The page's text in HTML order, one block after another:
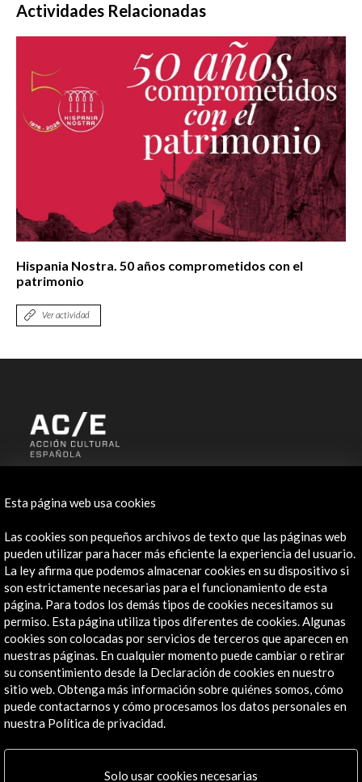
Actividades Relacionadas
Hispania Nostra. 50 años comprometidos con el
patrimonio
Ver actividad
Contacta
info@accioncultural.es
+34 91 700 4000
José Abascal, 4 - 4º
28003 Madrid, España
Canales de contacto
Explora
Institucional
Actividades
Programa PICE
Esta página web usa cookies
Las cookies son pequeños archivos de texto que las páginas web
pueden utilizar para hacer más eficiente la experiencia del usuario.
La ley afirma que podemos almacenar cookies en su dispositivo si
son estrictamente necesarias para el funcionamiento de esta
página. Para todos los demás tipos de cookies necesitamos su
permiso. Esta página utiliza tipos diferentes de cookies. Algunas
cookies son colocadas por servicios de terceros que aparecen en
nuestras páginas. En cualquier momento puede cambiar o retirar
su consentimiento desde la Declaración de cookies en nuestro
sitio web. Obtenga más información sobre quiénes somos, cómo
puede contactarnos y cómo procesamos los datos personales en
nuestra Política de privacidad.
Solo usar cookies necesarias